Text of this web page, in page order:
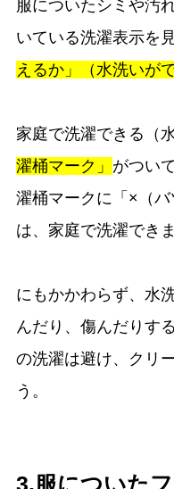
服についたシミや汚
いている洗濯表示を見
えるか」（水洗いが
家庭で洗濯できる（
濯桶マーク」 がつい
濯桶マークに「×（
は、家庭で洗濯できま
にもかかわらず、水
んだり、傷んだりす
の洗濯は避け、クリ
う。
3.服についた